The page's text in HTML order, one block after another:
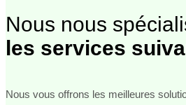
Nous nous
les services
Nous vous offrons les meilleures